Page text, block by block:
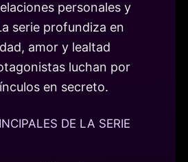
personales y
serie profundiza en
amor y lealtad
luchan por
en secreto.
DE LA SERIE